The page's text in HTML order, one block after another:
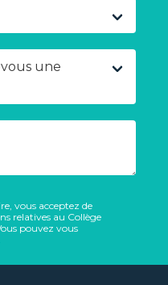
vous acceptez de
relatives au Collège
pouvez vous